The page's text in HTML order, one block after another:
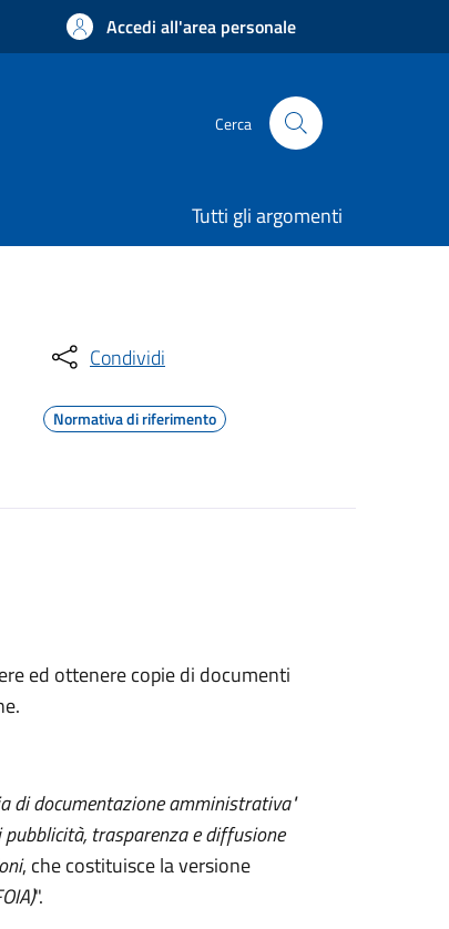
Accedi all'area personale
Cerca
Tutti gli argomenti
Condividi
Normativa di riferimento
ed ottenere copie di documenti
di documentazione amministrativa"
pubblicità, trasparenza e diffusione
, che costituisce la versione
".